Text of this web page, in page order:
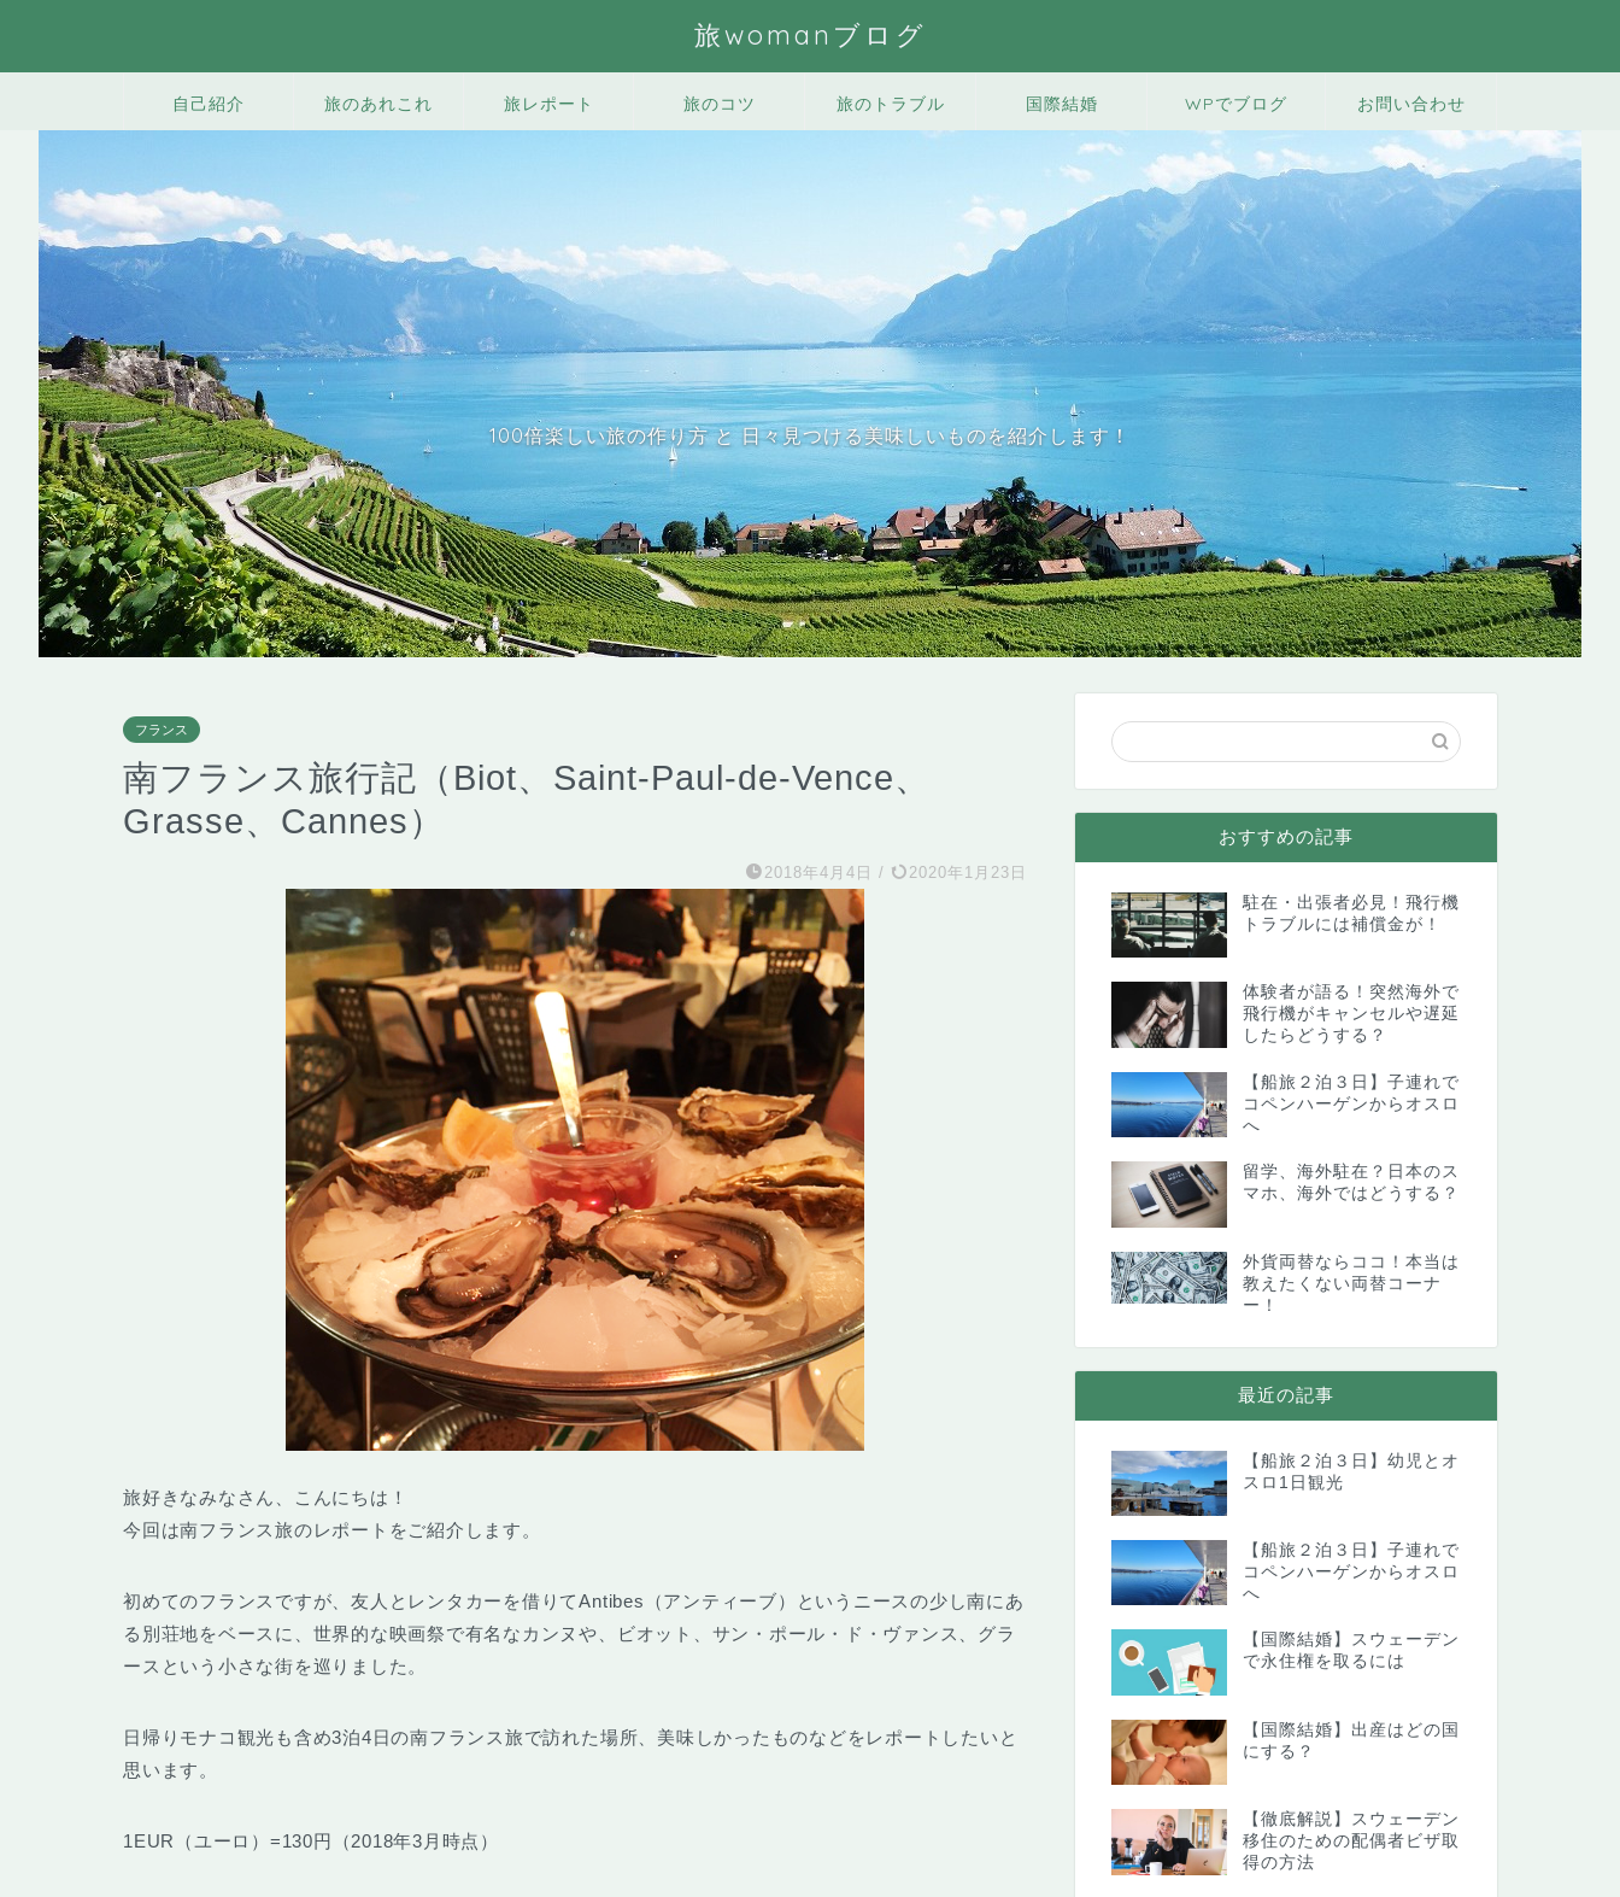
旅womanブログ
自己紹介 旅のあれこれ 旅レポート 旅のコツ 旅のトラブル 国際結婚 WPでブログ お問い合わせ
100倍楽しい旅の作り方 と 日々見つける美味しいものを紹介します！
フランス
南フランス旅行記（Biot、Saint-Paul-de-Vence、
Grasse、Cannes）
2018年4月4日 / 2020年1月23日
旅好きなみなさん、こんにちは！
今回は南フランス旅のレポートをご紹介します。
初めてのフランスですが、友人とレンタカーを借りてAntibes（アンティーブ）
というニースの少し南にあ
る別荘地をベースに、世界的な映画祭で有名な カンヌや、ビオット、サン・ポール・ド・ヴァンス、グラ
ース という小さな街を巡りました。
日帰りモナコ観光も含め3泊4日の南フランス旅で訪れた場所、美味しかったものなどをレポートしたいと
思います。
1EUR（ユーロ）=130円（2018年3月時点）
おすすめの記事
駐在・出張者必見！飛行機
トラブルには補償金が！
体験者が語る！突然海外で
飛行機がキャンセルや遅延
したらどうする？
【船旅２泊３日】子連れで
コペンハーゲンからオスロ
へ
留学、海外駐在？日本のス
マホ、海外ではどうする？
外貨両替ならココ！本当は
教えたくない両替コーナ
ー！
最近の記事
【船旅２泊３日】幼児とオ
スロ1日観光
【船旅２泊３日】子連れで
コペンハーゲンからオスロ
へ
【国際結婚】スウェーデン
で永住権を取るには
【国際結婚】出産はどの国
にする？
【徹底解説】スウェーデン
移住のための配偶者ビザ取
得の方法